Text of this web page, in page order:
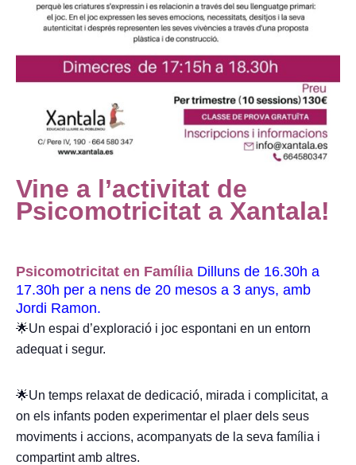
Vine a l’activitat de
Psicomotricitat a Xantala!
Psicomotricitat en Família Dilluns de 16.30h a
17.30h per a nens de 20 mesos a 3 anys, amb
Jordi Ramon.
🌟Un espai d’exploració i joc espontani en un entorn
adequat i segur.
🌟Un temps relaxat de dedicació, mirada i complicitat, a
on els infants poden experimentar el plaer dels seus
moviments i accions, acompanyats de la seva família i
compartint amb altres.